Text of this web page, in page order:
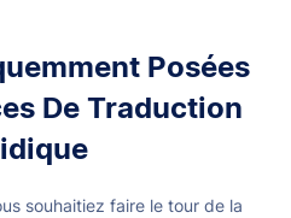
Posées
De Traduction
souhaitiez faire le tour de la